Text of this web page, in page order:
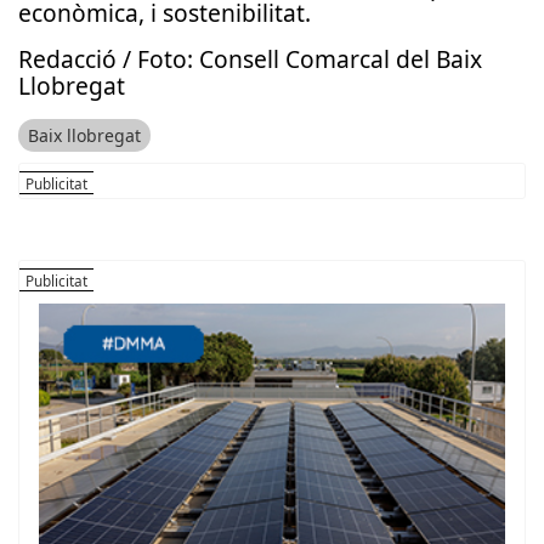
econòmica, i sostenibilitat.
Redacció / Foto: Consell Comarcal del Baix
Llobregat
Baix llobregat